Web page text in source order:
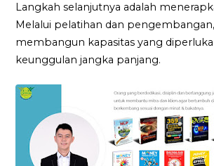
Langkah selanjutnya adalah
Melalui pelatihan dan
membangun kapasitas yang
keunggulan jangka panjang.